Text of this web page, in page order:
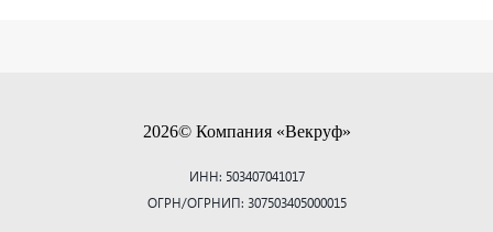
2026© Компания «Векруф»
ИНН: 503407041017
ОГРН/ОГРНИП: 307503405000015